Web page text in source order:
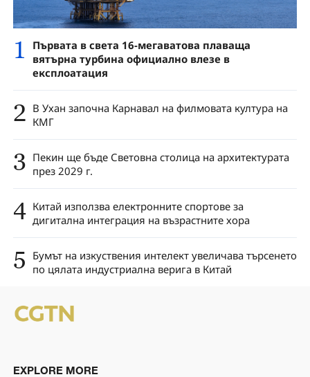
1
Първата в света 16-мегаватова плаваща
вятърна турбина официално влезе в
експлоатация
2 В Ухан започна Карнавал на филмовата култура на
КМГ
3 Пекин ще бъде Световна столица на архитектурата
през 2029 г.
4 Китай използва електронните спортове за
дигитална интеграция на възрастните хора
5 Бумът на изкуствения интелект увеличава търсенето
по цялата индустриална верига в Китай
EXPLORE MORE